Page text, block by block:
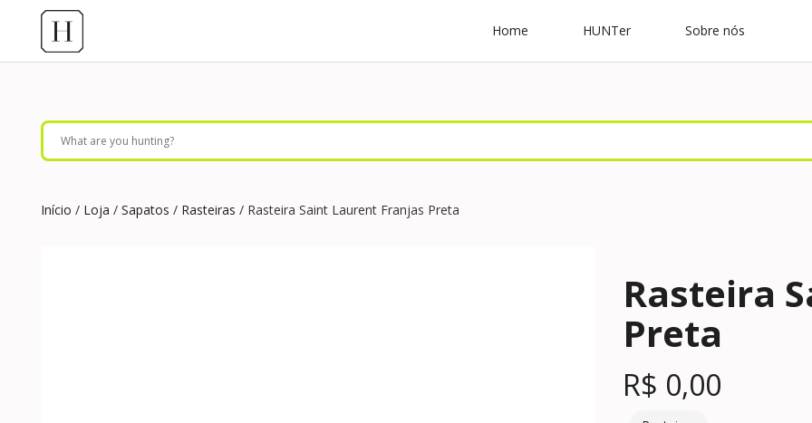
Home HUNTer Sobre nós
Início / Loja / Sapatos / Rasteiras / Rasteira Saint Laurent Franjas Preta
Rasteira
Preta
R$ 0,00